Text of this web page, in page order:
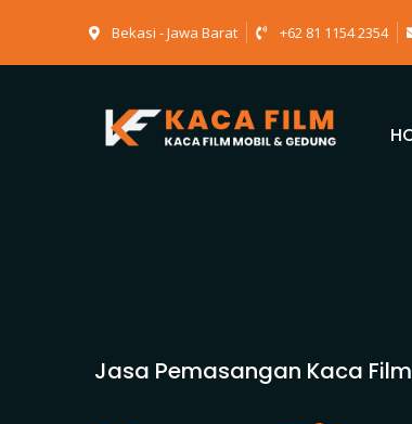
Bekasi - Jawa Barat +62 81 1154 2354
Jasa Pemasangan Kaca